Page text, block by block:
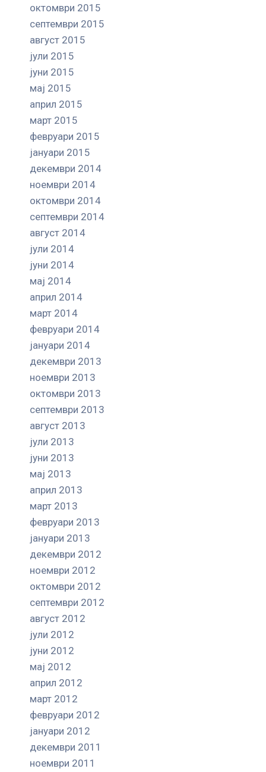
октомври 2015
септември 2015
август 2015
јули 2015
јуни 2015
мај 2015
април 2015
март 2015
февруари 2015
јануари 2015
декември 2014
ноември 2014
октомври 2014
септември 2014
август 2014
јули 2014
јуни 2014
мај 2014
април 2014
март 2014
февруари 2014
јануари 2014
декември 2013
ноември 2013
октомври 2013
септември 2013
август 2013
јули 2013
јуни 2013
мај 2013
април 2013
март 2013
февруари 2013
јануари 2013
декември 2012
ноември 2012
октомври 2012
септември 2012
август 2012
јули 2012
јуни 2012
мај 2012
април 2012
март 2012
февруари 2012
јануари 2012
декември 2011
ноември 2011